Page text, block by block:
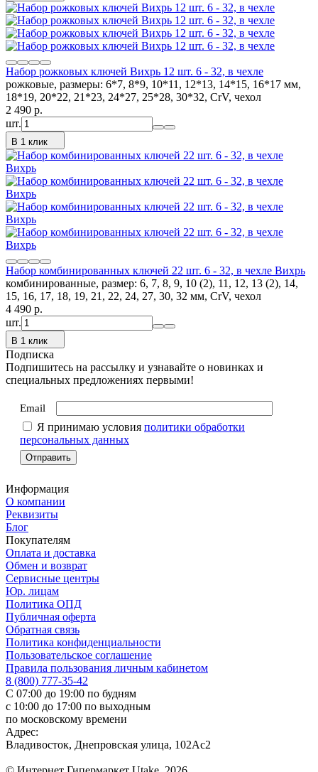
Набор рожковых ключей Вихрь 12 шт. 6 - 32, в чехле
рожковые, размеры: 6*7, 8*9, 10*11, 12*13, 14*15, 16*17 мм,
18*19, 20*22, 21*23, 24*27, 25*28, 30*32, CrV, чехол
2 490 p.
шт.
В 1 клик
Набор комбинированных ключей 22 шт. 6 - 32, в чехле Вихрь
комбинированные, размер: 6, 7, 8, 9, 10 (2), 11, 12, 13 (2), 14,
15, 16, 17, 18, 19, 21, 22, 24, 27, 30, 32 мм, CrV, чехол
4 490 p.
шт.
В 1 клик
Подписка
Подпишитесь на рассылку и узнавайте о новинках и
специальных предложениях первыми!
Email
Я принимаю условия политики обработки
персональных данных
Информация
О компании
Реквизиты
Блог
Покупателям
Оплата и доставка
Обмен и возврат
Сервисные центры
Юр. лицам
Политика ОПД
Публичная оферта
Обратная связь
Политика конфиденциальности
Пользовательское соглашение
Правила пользования личным кабинетом
8 (800) 777-35-42
С 07:00 до 19:00 по будням
с 10:00 до 17:00 по выходным
по московскому времени
Адрес:
Владивосток, Днепровская улица, 102Ас2